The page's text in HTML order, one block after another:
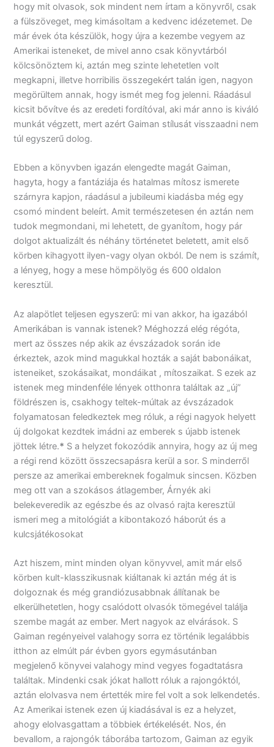
hogy mit olvasok, sok mindent nem írtam a könyvről, csak
a fülszöveget, meg kimásoltam a kedvenc idézetemet. De
már évek óta készülök, hogy újra a kezembe vegyem az
Amerikai isteneket, de mivel anno csak könyvtárból
kölcsönöztem ki, aztán meg szinte lehetetlen volt
megkapni, illetve horribilis összegekért talán igen, nagyon
megörültem annak, hogy ismét meg fog jelenni. Ráadásul
kicsit bővítve és az eredeti fordítóval, aki már anno is kiváló
munkát végzett, mert azért Gaiman stílusát visszaadni nem
túl egyszerű dolog.
Ebben a könyvben igazán elengedte magát Gaiman,
hagyta, hogy a fantáziája és hatalmas mítosz ismerete
szárnyra kapjon, ráadásul a jubileumi kiadásba még egy
csomó mindent beleírt. Amit természetesen én aztán nem
tudok megmondani, mi lehetett, de gyanítom, hogy pár
dolgot aktualizált és néhány történetet beletett, amit első
körben kihagyott ilyen-vagy olyan okból. De nem is számít,
a lényeg, hogy a mese hömpölyög és 600 oldalon
keresztül.
Az alapötlet teljesen egyszerű: mi van akkor, ha igazából
Amerikában is vannak istenek? Méghozzá elég régóta,
mert az összes nép akik az évszázadok során ide
érkeztek, azok mind magukkal hozták a saját babonáikat,
isteneiket, szokásaikat, mondáikat , mítoszaikat. S ezek az
istenek meg mindenféle lények otthonra találtak az „új”
földrészen is, csakhogy teltek-múltak az évszázadok
folyamatosan feledkeztek meg róluk, a régi nagyok helyett
új dolgokat kezdtek imádni az emberek s újabb istenek
jöttek létre.* S a helyzet fokozódik annyira, hogy az új meg
a régi rend között összecsapásra kerül a sor. S minderről
persze az amerikai embereknek fogalmuk sincsen. Közben
meg ott van a szokásos átlagember, Árnyék aki
belekeveredik az egészbe és az olvasó rajta keresztül
ismeri meg a mitológiát a kibontakozó háborút és a
kulcsjátékosokat
Azt hiszem, mint minden olyan könyvvel, amit már első
körben kult-klasszikusnak kiáltanak ki aztán még át is
dolgoznak és még grandiózusabbnak állítanak be
elkerülhetetlen, hogy csalódott olvasók tömegével találja
szembe magát az ember. Mert nagyok az elvárások. S
Gaiman regényeivel valahogy sorra ez történik legalábbis
itthon az elmúlt pár évben gyors egymásutánban
megjelenő könyvei valahogy mind vegyes fogadtatásra
találtak. Mindenki csak jókat hallott róluk a rajongóktól,
aztán elolvasva nem értették mire fel volt a sok lelkendetés.
Az Amerikai istenek ezen új kiadásával is ez a helyzet,
ahogy elolvasgattam a többiek értékelését. Nos, én
bevallom, a rajongók táborába tartozom, Gaiman az egyik